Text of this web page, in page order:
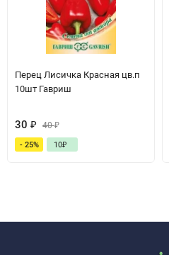
Перец Лисичка Красная цв.п
10шт Гавриш
30 ₽ 40₽
- 25% 10₽